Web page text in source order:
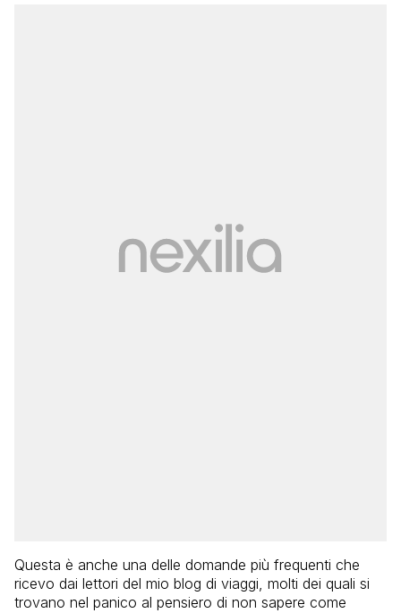
Questa è anche una delle domande più frequenti che
ricevo dai lettori del mio blog di viaggi, molti dei quali si
trovano nel panico al pensiero di non sapere come